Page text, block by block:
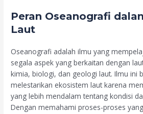
Peran Oseanografi
Laut
Oseanografi adalah ilmu yang
segala aspek yang berkaitan dengan
kimia, biologi, dan geologi laut. Ilmu ini
melestarikan ekosistem laut karena
yang lebih mendalam tentang kondisi
Dengan memahami proses-proses